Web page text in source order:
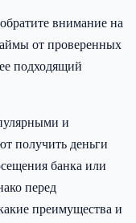
внимание на
от проверенных
подходящий
и
получить деньги
банка или
перед
преимущества и